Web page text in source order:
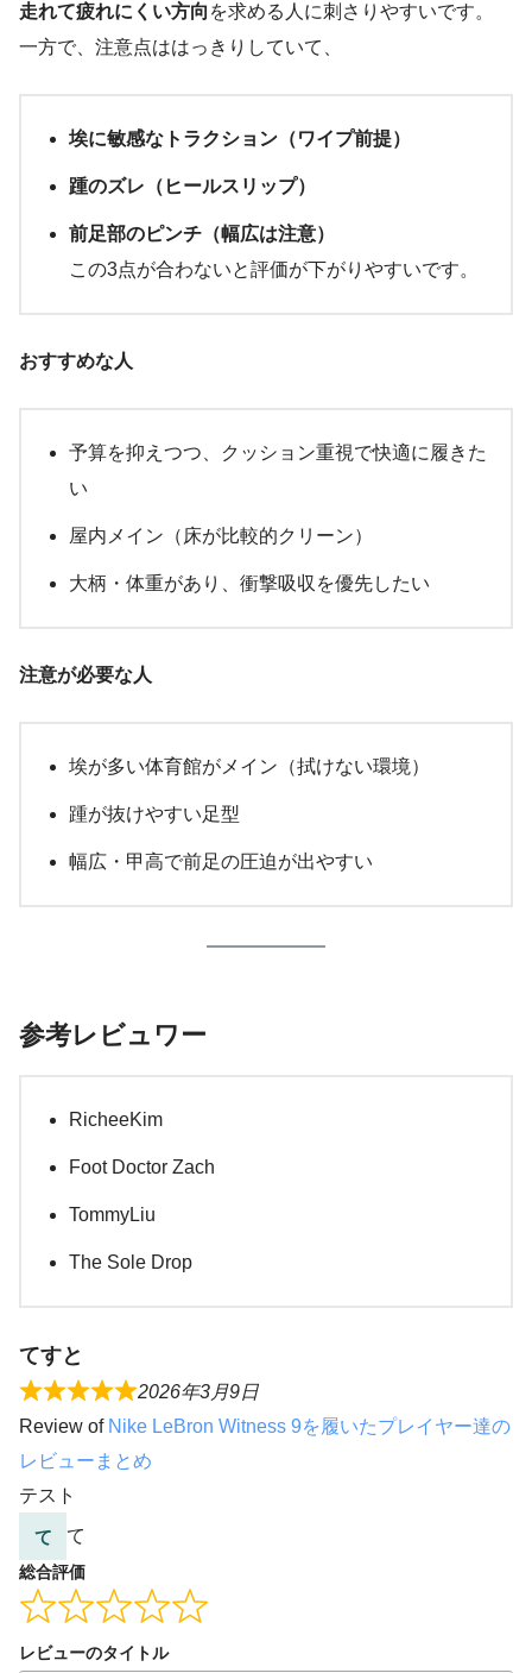
走れて疲れにくい方向 を求める人に刺さりやすいです。
一方で、注意点ははっきりしていて、
埃に敏感なトラクション（ワイプ前提）
踵のズレ（ヒールスリップ）
前足部のピンチ（幅広は注意）
この3点が合わないと評価が下がりやすいです。
おすすめな人
予算を抑えつつ、クッション重視で快適に履きた
い
屋内メイン（床が比較的クリーン）
大柄・体重があり、衝撃吸収を優先したい
注意が必要な人
埃が多い体育館がメイン（拭けない環境）
踵が抜けやすい足型
幅広・甲高で前足の圧迫が出やすい
参考レビュワー
RicheeKim
Foot Doctor Zach
TommyLiu
The Sole Drop
てすと
2026年3月9日
Review of Nike LeBron Witness 9を履いたプレイヤー達の
レビューまとめ
テスト
て
総合評価
レビューのタイトル